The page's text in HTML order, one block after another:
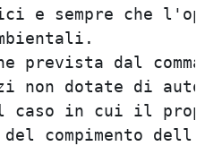
e sempre
prevista
non dotate
nel caso in cui
del